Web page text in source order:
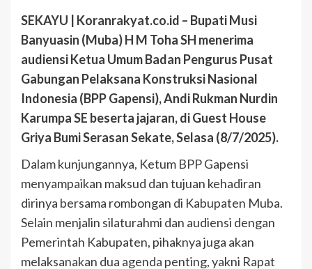
SEKAYU | Koranrakyat.co.id – Bupati Musi
Banyuasin (Muba) H M Toha SH menerima
audiensi Ketua Umum Badan Pengurus Pusat
Gabungan Pelaksana Konstruksi Nasional
Indonesia (BPP Gapensi), Andi Rukman Nurdin
Karumpa SE beserta jajaran, di Guest House
Griya Bumi Serasan Sekate, Selasa (8/7/2025).
Dalam kunjungannya, Ketum BPP Gapensi
menyampaikan maksud dan tujuan kehadiran
dirinya bersama rombongan di Kabupaten Muba.
Selain menjalin silaturahmi dan audiensi dengan
Pemerintah Kabupaten, pihaknya juga akan
melaksanakan dua agenda penting, yakni Rapat